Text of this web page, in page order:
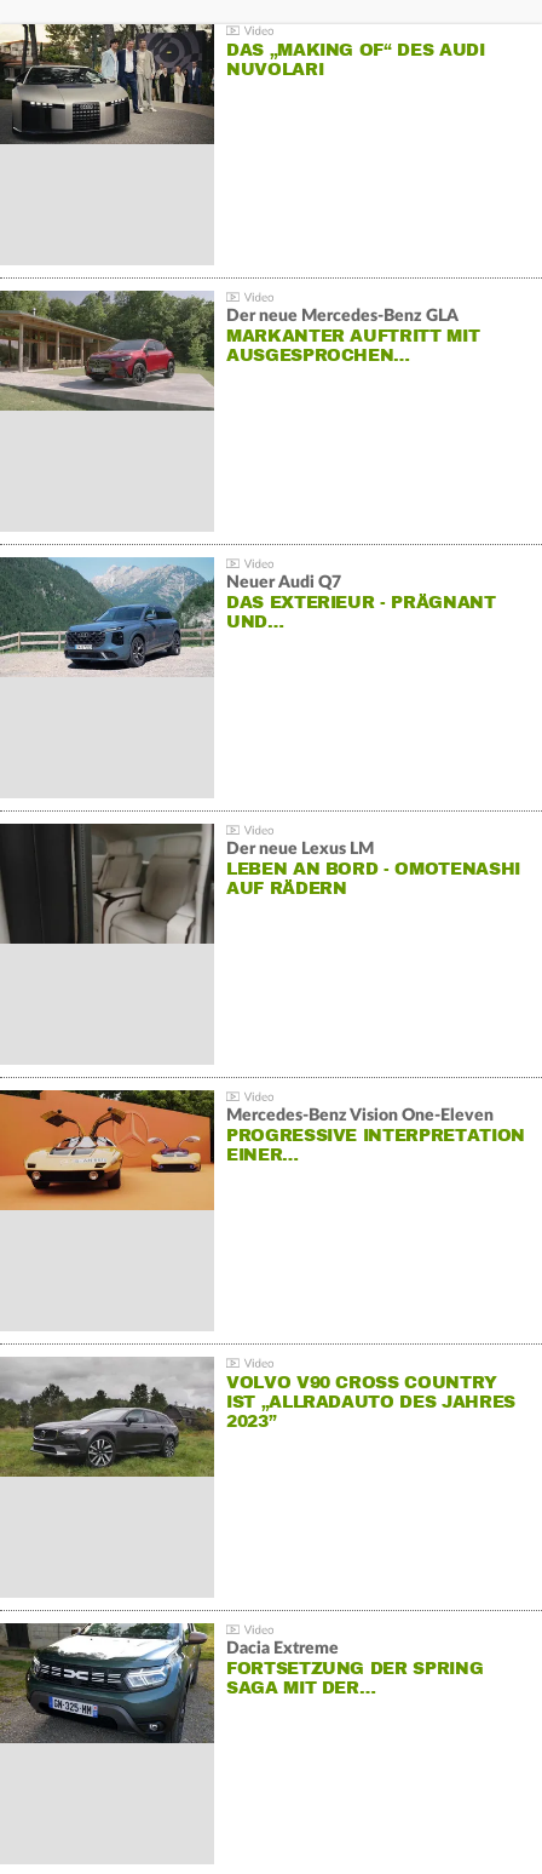
DAS „MAKING OF“ DES AUDI
NUVOLARI
Der neue Mercedes-Benz GLA
MARKANTER AUFTRITT MIT
AUSGESPROCHEN…
Neuer Audi Q7
DAS EXTERIEUR - PRÄGNANT
UND…
Der neue Lexus LM
LEBEN AN BORD - OMOTENASHI
AUF RÄDERN
Mercedes-Benz Vision One-Eleven
PROGRESSIVE INTERPRETATION
EINER…
VOLVO V90 CROSS COUNTRY
IST „ALLRADAUTO DES JAHRES
2023”
Dacia Extreme
FORTSETZUNG DER SPRING
SAGA MIT DER…